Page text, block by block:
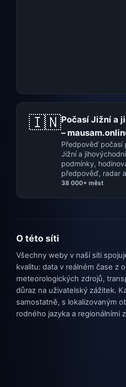
🇮🇳Počasí Jižní a
–
Předpověď
Jižní a
podmínky,
předpověď, radar
38 000+ měst
O této síti
Všechny weby v naší síti
kvalitu: data v reálném čase z
meteorologických zdrojů,
důraz na uživatelský zážitek.
samostatně, s lokalizovaným
rodného jazyka a regionálními